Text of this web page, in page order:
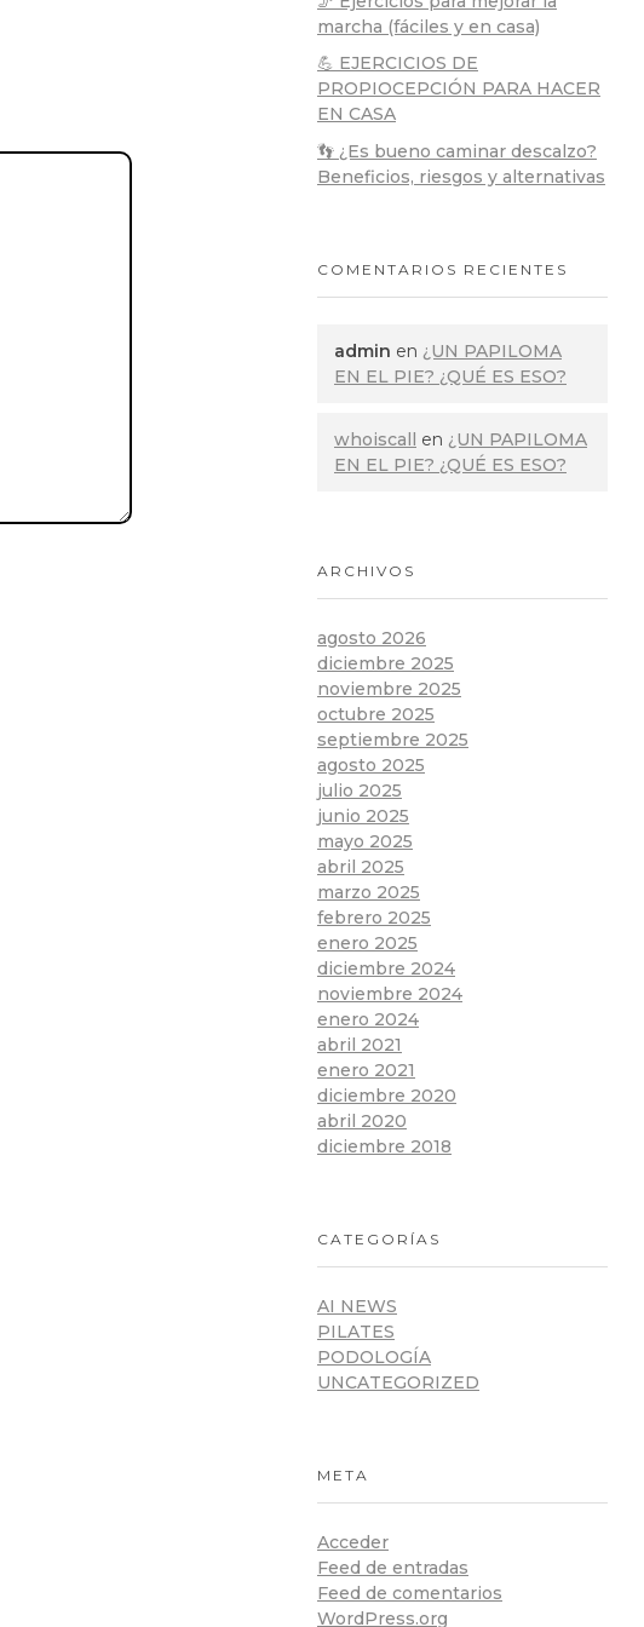
marcha (fáciles y en casa)
💪 EJERCICIOS DE
PROPIOCEPCIÓN PARA HACER
EN CASA
👣 ¿Es bueno caminar descalzo?
Beneficios, riesgos y alternativas
COMENTARIOS RECIENTES
admin en ¿UN PAPILOMA
EN EL PIE? ¿QUÉ ES ESO?
whoiscall en ¿UN PAPILOMA
EN EL PIE? ¿QUÉ ES ESO?
ARCHIVOS
agosto 2026
diciembre 2025
noviembre 2025
octubre 2025
septiembre 2025
agosto 2025
julio 2025
junio 2025
mayo 2025
abril 2025
marzo 2025
febrero 2025
enero 2025
diciembre 2024
noviembre 2024
enero 2024
abril 2021
enero 2021
diciembre 2020
abril 2020
diciembre 2018
CATEGORÍAS
AI NEWS
PILATES
PODOLOGÍA
UNCATEGORIZED
META
Acceder
Feed de entradas
Feed de comentarios
WordPress.org